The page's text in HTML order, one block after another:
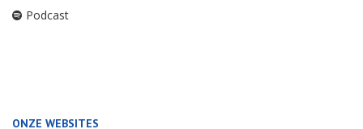
Podcast
ONZE WEBSITES